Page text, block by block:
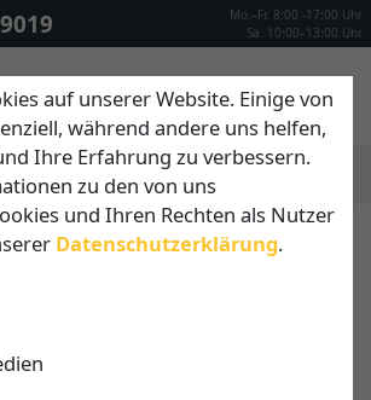
Mo.–Fr. 8:00 -17:00 Uhr
Sa. 10:00–13:00 Uhr
auf unserer Website. Einige von
während andere uns helfen,
Ihre Erfahrung zu verbessern.
zu den von uns
und Ihren Rechten als Nutzer
Daten­schutz­erklärung.